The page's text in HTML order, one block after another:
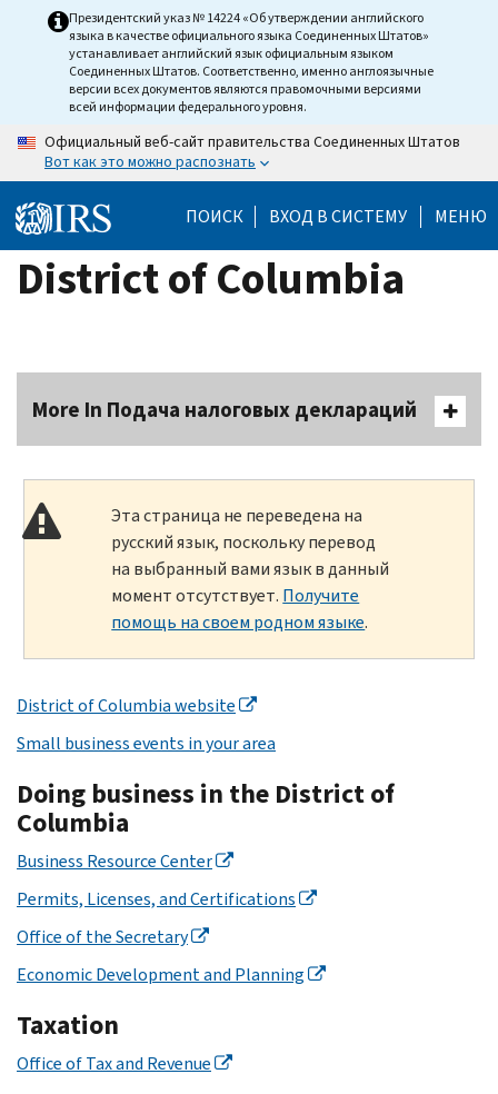
Президентский указ № 14224 «Об утверждении английского
языка в качестве официального языка Соединенных Штатов»
устанавливает английский язык официальным языком
Соединенных Штатов. Соответственно, именно англоязычные
версии всех документов являются правомочными версиями
всей информации федерального уровня.
Официальный веб-сайт правительства Соединенных Штатов
Вот как это можно распознать
ПОИСК ВХОД В СИСТЕМУ МЕНЮ
District of Columbia
More In Подача налоговых деклараций
Эта страница не переведена на
русский язык, поскольку перевод
на выбранный вами язык в данный
момент отсутствует. Получите
помощь на своем родном языке.
District of Columbia website
Small business events in your area
Doing business in the District of
Columbia
Business Resource Center
Permits, Licenses, and Certifications
Office of the Secretary
Economic Development and Planning
Taxation
Office of Tax and Revenue